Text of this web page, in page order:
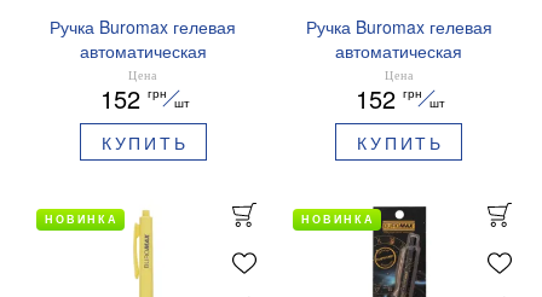
Ручка Buromax гелевая
автоматическая
PRESTIGE SILVER 0,5 мм
синие чернила BM.83102
Цена
152 грн
шт
КУПИТЬ
Ручка Buromax гелевая
автоматическая
PRESTIGE GOLD 0,5 мм
синие чернила BM.83101
Цена
152 грн
шт
КУПИТЬ
НОВИНКА НОВИНКА